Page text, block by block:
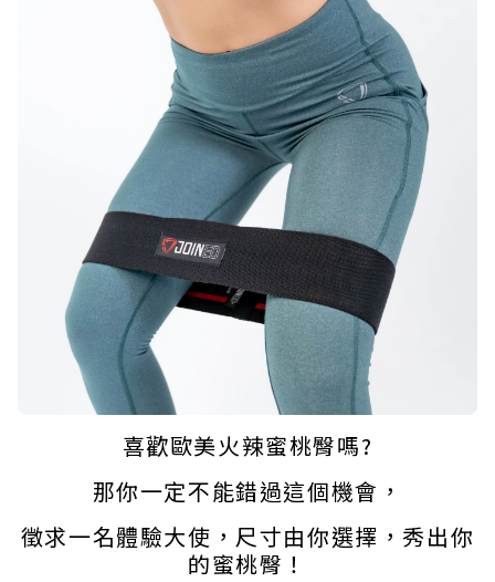
喜歡歐美火辣蜜桃臀嗎?
那你一定不能錯過這個機會，
徵求一名體驗大使，尺寸由你選擇，秀出你
的蜜桃臀！